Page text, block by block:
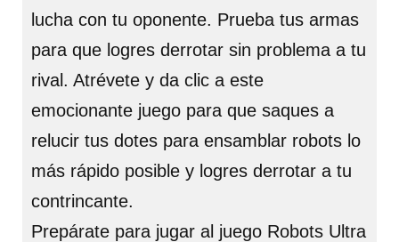
lucha con tu oponente. Prueba tus armas
para que logres derrotar sin problema a tu
rival. Atrévete y da clic a este
emocionante juego para que saques a
relucir tus dotes para ensamblar robots lo
más rápido posible y logres derrotar a tu
contrincante.
Prepárate para jugar al juego Robots Ultra